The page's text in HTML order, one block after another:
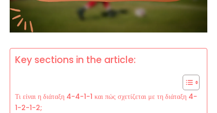
Key sections in the article:
Τι είναι η διάταξη 4-4-1-1 και πώς σχετίζεται με τη διάταξη 4-
1-2-1-2;